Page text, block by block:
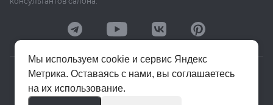
© 2020–2026 «Апекс»
Политика конфиденциальности
Мы используем cookie и сервис Яндекс
Метрика. Оставаясь с нами, вы соглашаетесь
на их использование.